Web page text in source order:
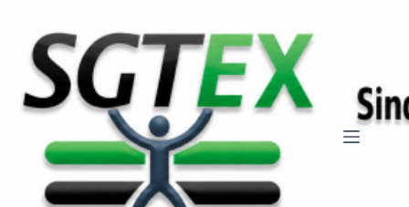
contenido